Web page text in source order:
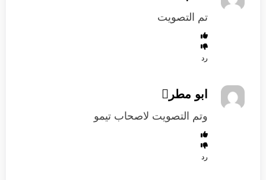
تم التصويت
رد
ابو مطر
وتم التصويت لاصحاب تيمو
رد